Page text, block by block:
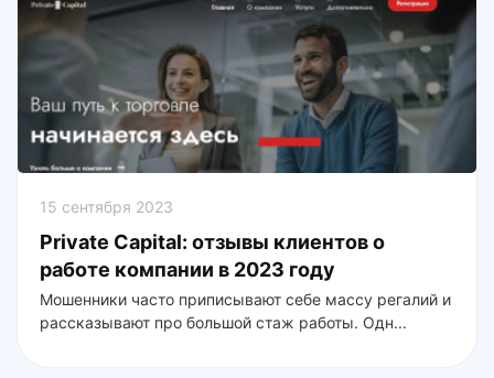
15 сентября 2023
Private Capital: отзывы клиентов о
работе компании в 2023 году
Мошенники часто приписывают себе массу регалий и
рассказывают про большой стаж работы. Одн...